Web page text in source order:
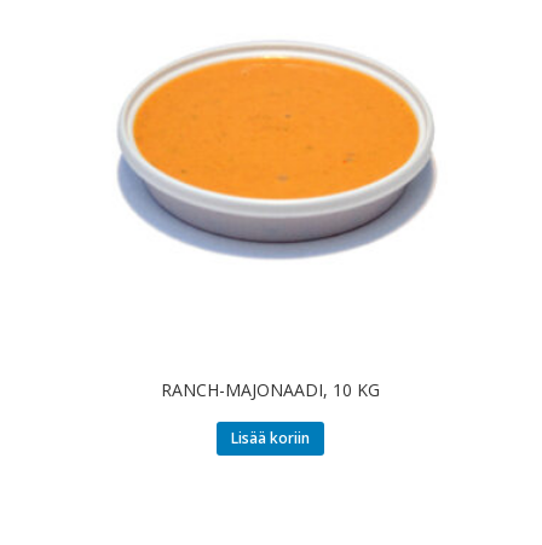
RANCH-MAJONAADI, 10 KG
Lisää koriin